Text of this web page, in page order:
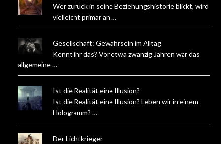
Wer zurück in seine Beziehungshistorie blickt, wird
vielleicht primär an …
Gesellschaft: Gewahrsein im Alltag
Kennt ihr das? Vor etwa zwanzig Jahren war das
allgemeine …
Ist die Realität eine Illusion?
Ist die Realität eine Illusion? Leben wir in einem
Hologramm? …
Der Lichtkrieger